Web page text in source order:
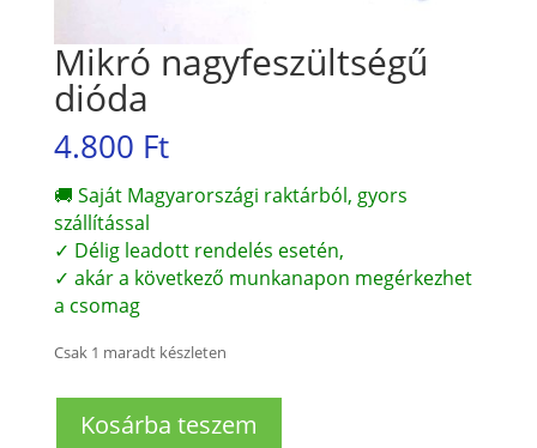
Mikró nagyfeszültségű
dióda
4.800 Ft
🚚 Saját Magyarországi raktárból, gyors
szállítással
✓ Délig leadott rendelés esetén,
✓ akár a következő munkanapon megérkezhet
a csomag
Csak 1 maradt készleten
nagyfeszültségű
Kosárba teszem